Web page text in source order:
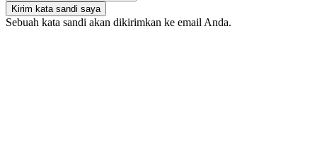
Sebuah kata sandi akan dikirimkan ke email Anda.